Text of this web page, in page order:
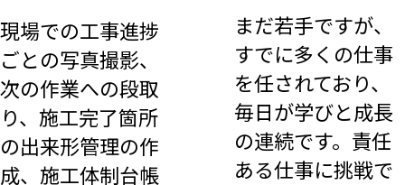
現場での工事進捗
ごとの写真撮影、
次の作業への段取
り、施工完了箇所
の出来形管理の作
成、施工体制台帳
まだ若手ですが、
すでに多くの仕事
を任されており、
毎日が学びと成長
の連続です。責任
ある仕事に挑戦で